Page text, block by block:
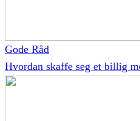
Gode Råd
Hvordan skaffe seg et billig